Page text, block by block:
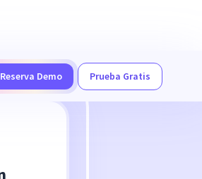
Reserva Demo Prueba Gratis